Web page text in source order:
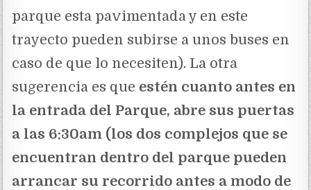
parque esta pavimentada y en este
trayecto pueden subirse a unos buses en
caso de que lo necesiten). La otra
sugerencia es que estén cuanto antes en
la entrada del Parque, abre sus puertas
a las 6:30am (los dos complejos que se
encuentran dentro del parque pueden
arrancar su recorrido antes a modo de